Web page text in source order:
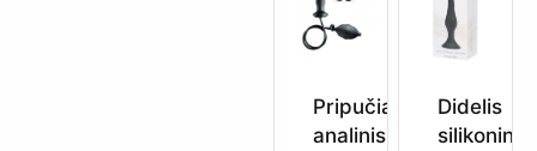
Pripučiamas
analinis
Didelis
silikoninis